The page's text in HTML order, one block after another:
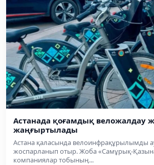
Астанада қоғамдық веложалдау
жаңғыртылады
Астана қаласында велоинфрақұрылымды
жоспарланып отыр. Жоба «Самұрық-
компаниялар тобының...